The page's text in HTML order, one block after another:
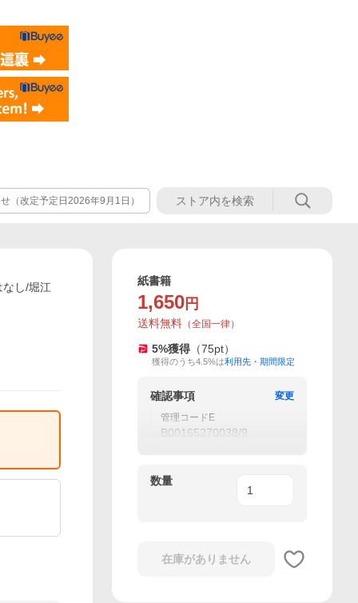
（改定予定日2026年9月1日）
し/堀江
紙書籍
1,650 円
送料無料 （全国一律）
5%獲得 （75pt）
獲得のうち4.5%は利用先・期間限定
確認事項
変更
管理コードE
B00165270038/9
数量
在庫がありません